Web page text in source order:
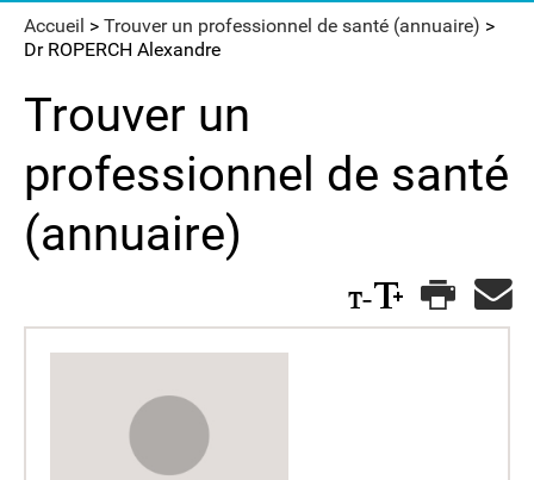
Accueil > Trouver un professionnel de santé (annuaire) >
Dr ROPERCH Alexandre
Trouver un
professionnel de santé
(annuaire)